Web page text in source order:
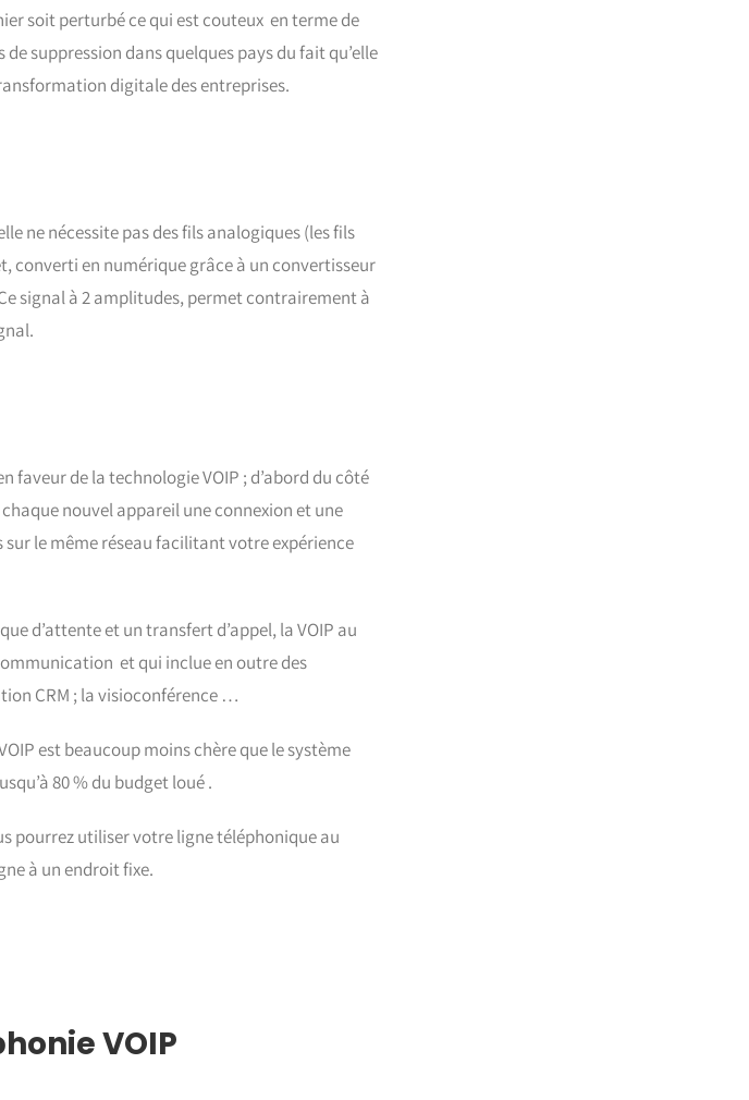
soit perturbé ce qui est couteux en terme de
suppression dans quelques pays du fait qu’elle
digitale des entreprises.
ne nécessite pas des fils analogiques (les fils
converti en numérique grâce à un convertisseur
signal à 2 amplitudes, permet contrairement à
faveur de la technologie VOIP ; d’abord du côté
nouvel appareil une connexion et une
le même réseau facilitant votre expérience
d’attente et un transfert d’appel, la VOIP au
et qui inclue en outre des
CRM ; la visioconférence …
est beaucoup moins chère que le système
80 % du budget loué .
pourrez utiliser votre ligne téléphonique au
à un endroit fixe.
VOIP